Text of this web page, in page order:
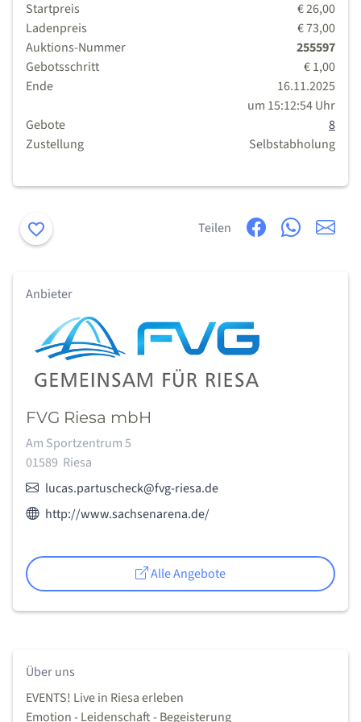
Startpreis
€ 26,00
Ladenpreis
€ 73,00
Auktions-Nummer
255597
Gebotsschritt
€ 1,00
Ende
16.11.2025
um 15:12:54 Uhr
Gebote
8
Zustellung
Selbstabholung
Merken Teilen
Anbieter
FVG Riesa mbH
Adresse:
Am Sportzentrum 5
01589 Riesa
E-Mail:lucas.partuscheck@fvg-riesa.de
Webseite des Anbieters:
http://www.sachsenarena.de/
Alle Angebote
Über uns
EVENTS! Live in Riesa erleben
Emotion - Leidenschaft - Begeisterung